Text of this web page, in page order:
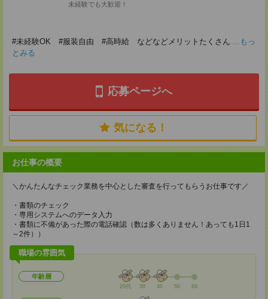
未経験でも大歓迎！
#未経験OK #服装自由 #高時給 などなどメリットたくさん ...もっ
とみる
応募ページへ
気になる！
お仕事の概要
＼かんたんなチェック業務を中心とした審査を行ってもらうお仕事です／
・書類のチェック
・専用システムへのデータ入力
・書類に不備があった際の電話確認（数は多くありません！あっても1日1
～2件））
職場の雰囲気
年齢層
20代 30 40 50 60